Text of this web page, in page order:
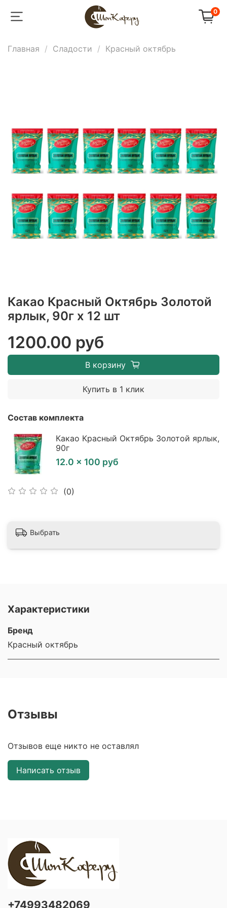
0
Главная Сладости Красный октябрь
Какао Красный Октябрь Золотой
ярлык, 90г х 12 шт
(0)
1200.00 руб
В корзину
Купить в 1 клик
Состав комплекта
Какао Красный Октябрь Золотой ярлык,
90г
12.0 × 100 руб
Выбрать
Характеристики
Бренд
Красный октябрь
Отзывы
Отзывов еще никто не оставлял
Написать отзыв
+74993482069